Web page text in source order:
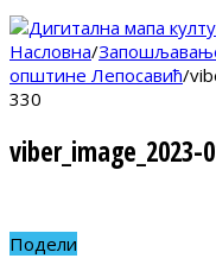
Насловна/
општине Лепосавић/
330
viber_image_2023-
Подели